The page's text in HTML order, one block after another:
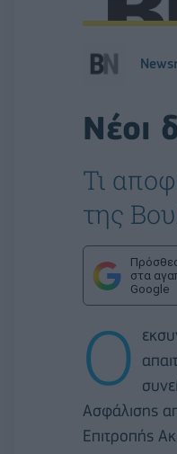
Νέοι
Τι
της
στα
Google
Ο
Ασφάλισης
Επιτροπής